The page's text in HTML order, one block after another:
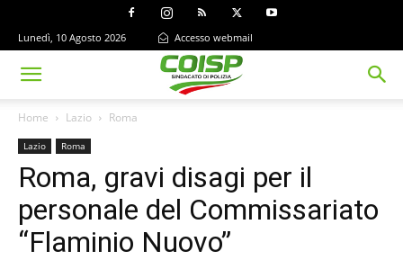
Lunedì, 10 Agosto 2026 Accesso webmail
Home Lazio Roma
Lazio Roma
Roma, gravi disagi per il
personale del Commissariato
“Flaminio Nuovo”